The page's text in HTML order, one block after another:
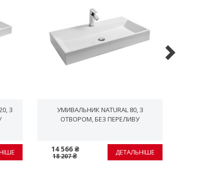
З
УМИВАЛЬНИК NATURAL 80, З
ОТВОРОМ, БЕЗ ПЕРЕЛИВУ
14 566 ₴
18 207 ₴ ДЕТАЛЬНІШЕ